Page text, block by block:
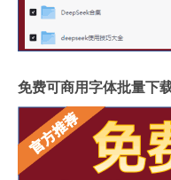
免费可商用字体批量下